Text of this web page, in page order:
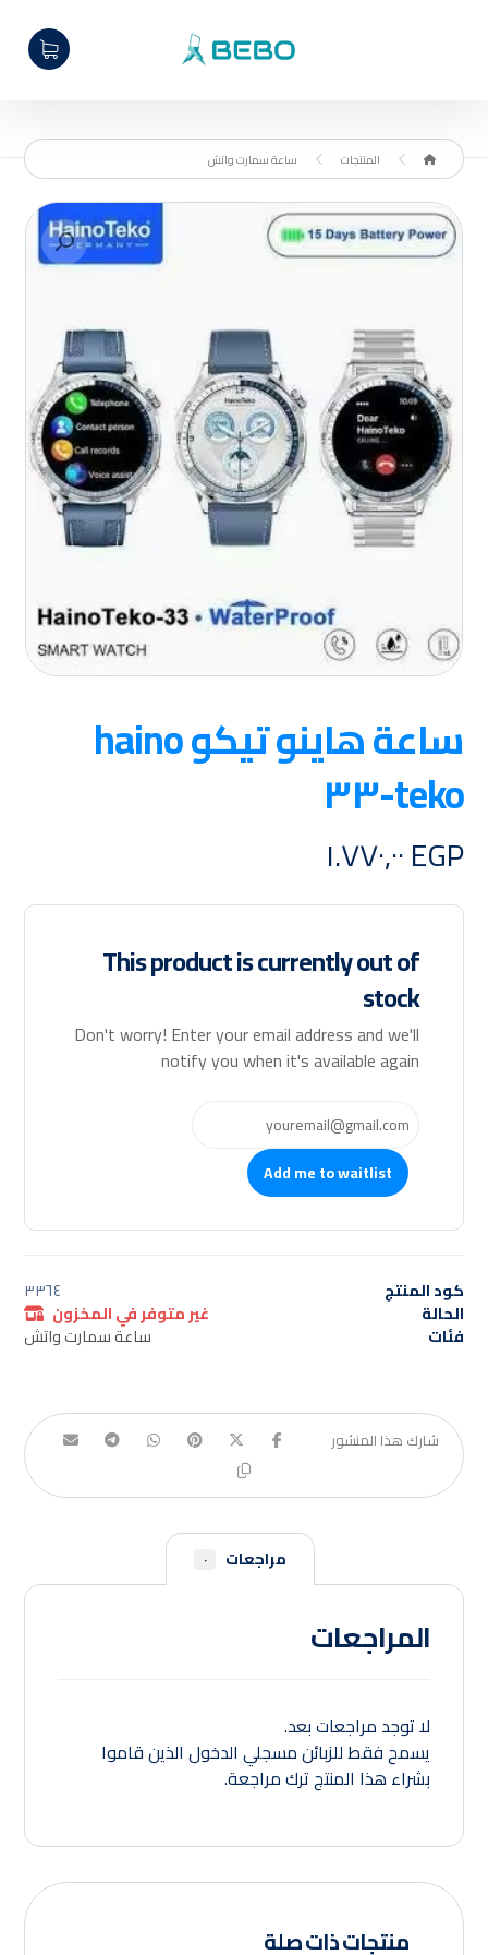
المنتجات ساعة سمارت واتش
تكبير الصورة
ساعة هاينو تيكو haino
teko-٣٣
EGP
This product is currently out of
stock
Don't worry! Enter your email address and we'll
notify you when it's available again
Add me to waitlist
كود المنتج ٣٣٦٤
الحالة غير متوفر في المخزون
فئات ساعة سمارت واتش
مراجعات ٠
المراجعات
لا توجد مراجعات بعد.
يسمح فقط للزبائن مسجلي الدخول الذين قاموا
بشراء هذا المنتج ترك مراجعة.
منتجات ذات صلة